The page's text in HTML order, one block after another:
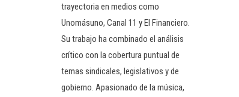
trayectoria en medios como
Unomásuno, Canal 11 y El Financiero.
Su trabajo ha combinado el análisis
crítico con la cobertura puntual de
temas sindicales, legislativos y de
gobierno. Apasionado de la música,